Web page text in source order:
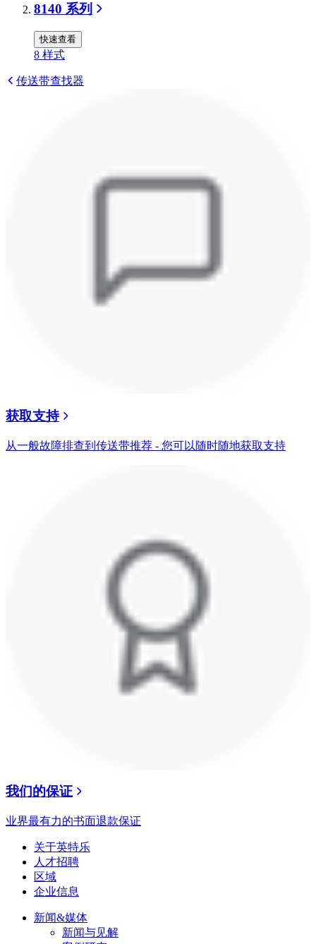
8140 系列
快速查看
8 样式
传送带查找器
获取支持
从一般故障排查到传送带推荐 - 您可以随时随地获取支持
我们的保证
业界最有力的书面退款保证
关于英特乐
人才招聘
区域
企业信息
新闻&媒体
新闻与见解